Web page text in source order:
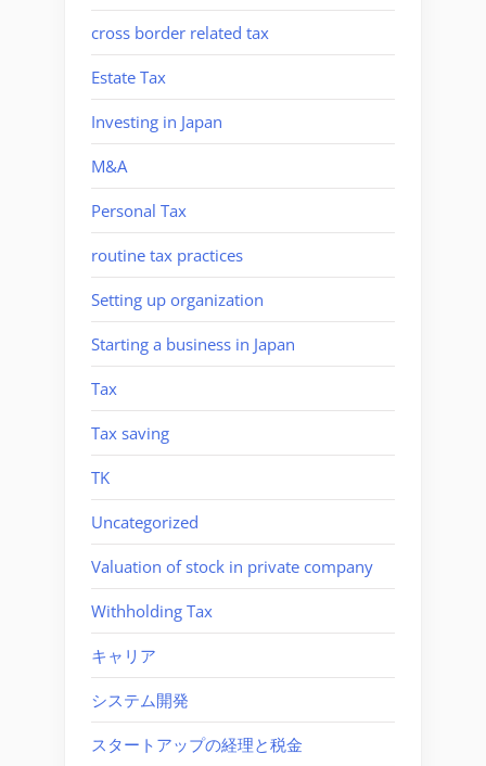
cross border related tax
Estate Tax
Investing in Japan
M&A
Personal Tax
routine tax practices
Setting up organization
Starting a business in Japan
Tax
Tax saving
TK
Uncategorized
Valuation of stock in private company
Withholding Tax
キャリア
システム開発
スタートアップの経理と税金